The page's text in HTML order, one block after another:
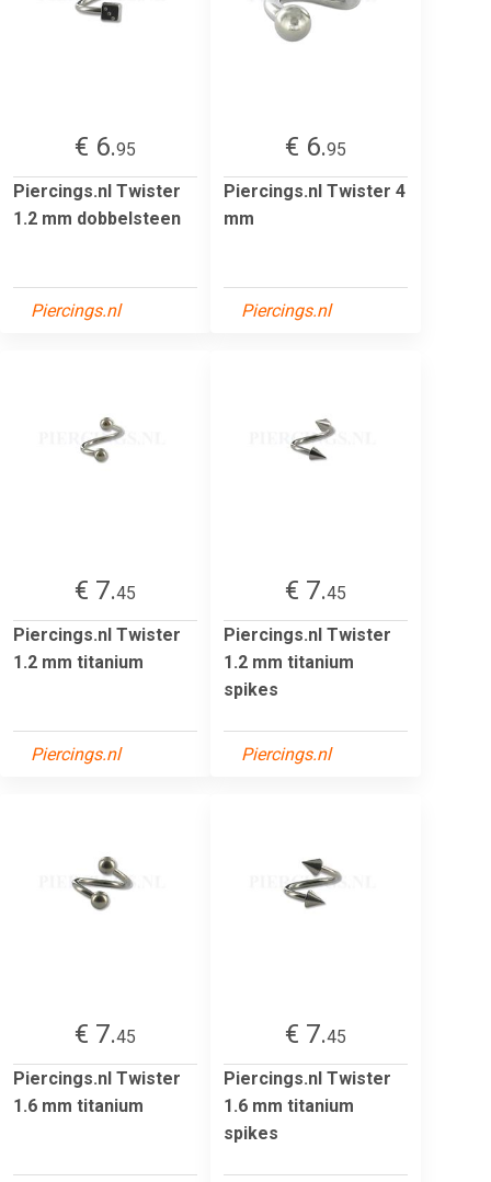
€ 6.95
Piercings.nl Twister
1.2 mm dobbelsteen
Piercings.nl
€ 6.95
Piercings.nl Twister 4
mm
Piercings.nl
€ 7.45
Piercings.nl Twister
1.2 mm titanium
Piercings.nl
€ 7.45
Piercings.nl Twister
1.2 mm titanium
spikes
Piercings.nl
€ 7.45
Piercings.nl Twister
1.6 mm titanium
€ 7.45
Piercings.nl Twister
1.6 mm titanium
spikes